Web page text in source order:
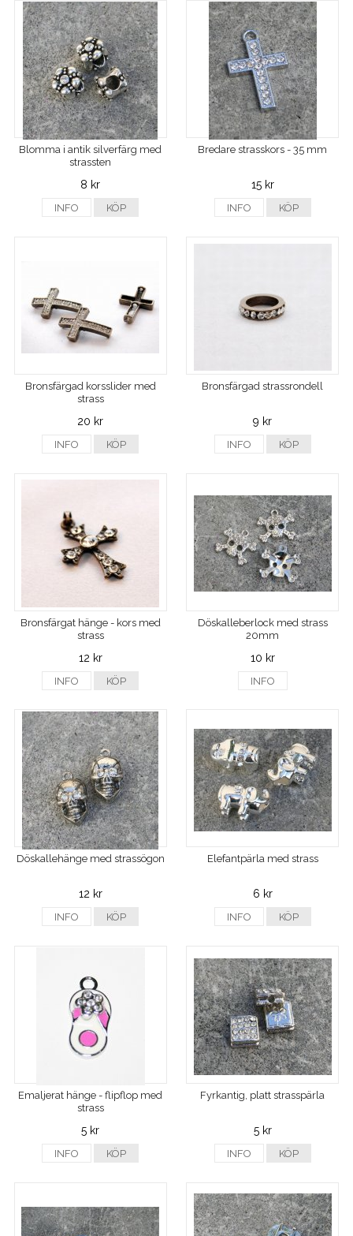
Blomma i antik silverfärg med
strassten
8 kr
INFO KÖP
Bredare strasskors - 35 mm
15 kr
INFO KÖP
Bronsfärgad korsslider med
strass
20 kr
INFO KÖP
Bronsfärgad strassrondell
9 kr
INFO KÖP
Bronsfärgat hänge - kors med
strass
12 kr
INFO KÖP
Döskalleberlock med strass
20mm
10 kr
INFO
Döskallehänge med strassögon
12 kr
INFO KÖP
Elefantpärla med strass
6 kr
INFO KÖP
Emaljerat hänge - flipflop med
strass
5 kr
INFO KÖP
Fyrkantig, platt strasspärla
5 kr
INFO KÖP